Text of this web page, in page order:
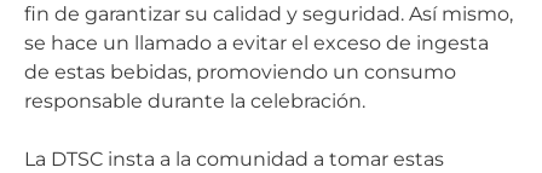
fin de garantizar su calidad y seguridad. Así mismo,
se hace un llamado a evitar el exceso de ingesta
de estas bebidas, promoviendo un consumo
responsable durante la celebración.
La DTSC insta a la comunidad a tomar estas